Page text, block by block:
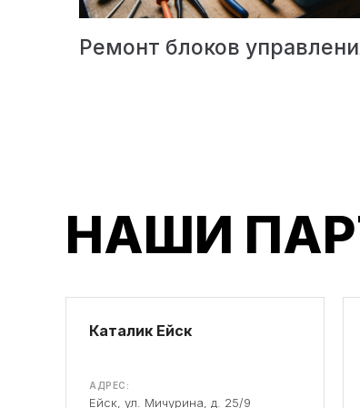
Ремонт блоков
НАШИ
Каталик Ейск
АДРЕС:
Ейск, ул. Мичурина, д. 25/9